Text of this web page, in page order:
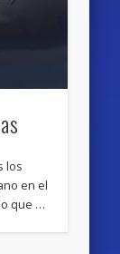
los
en el
que …